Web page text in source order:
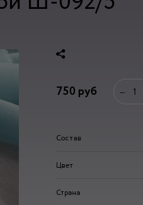
750 руб −
Состав
Цвет
Страна